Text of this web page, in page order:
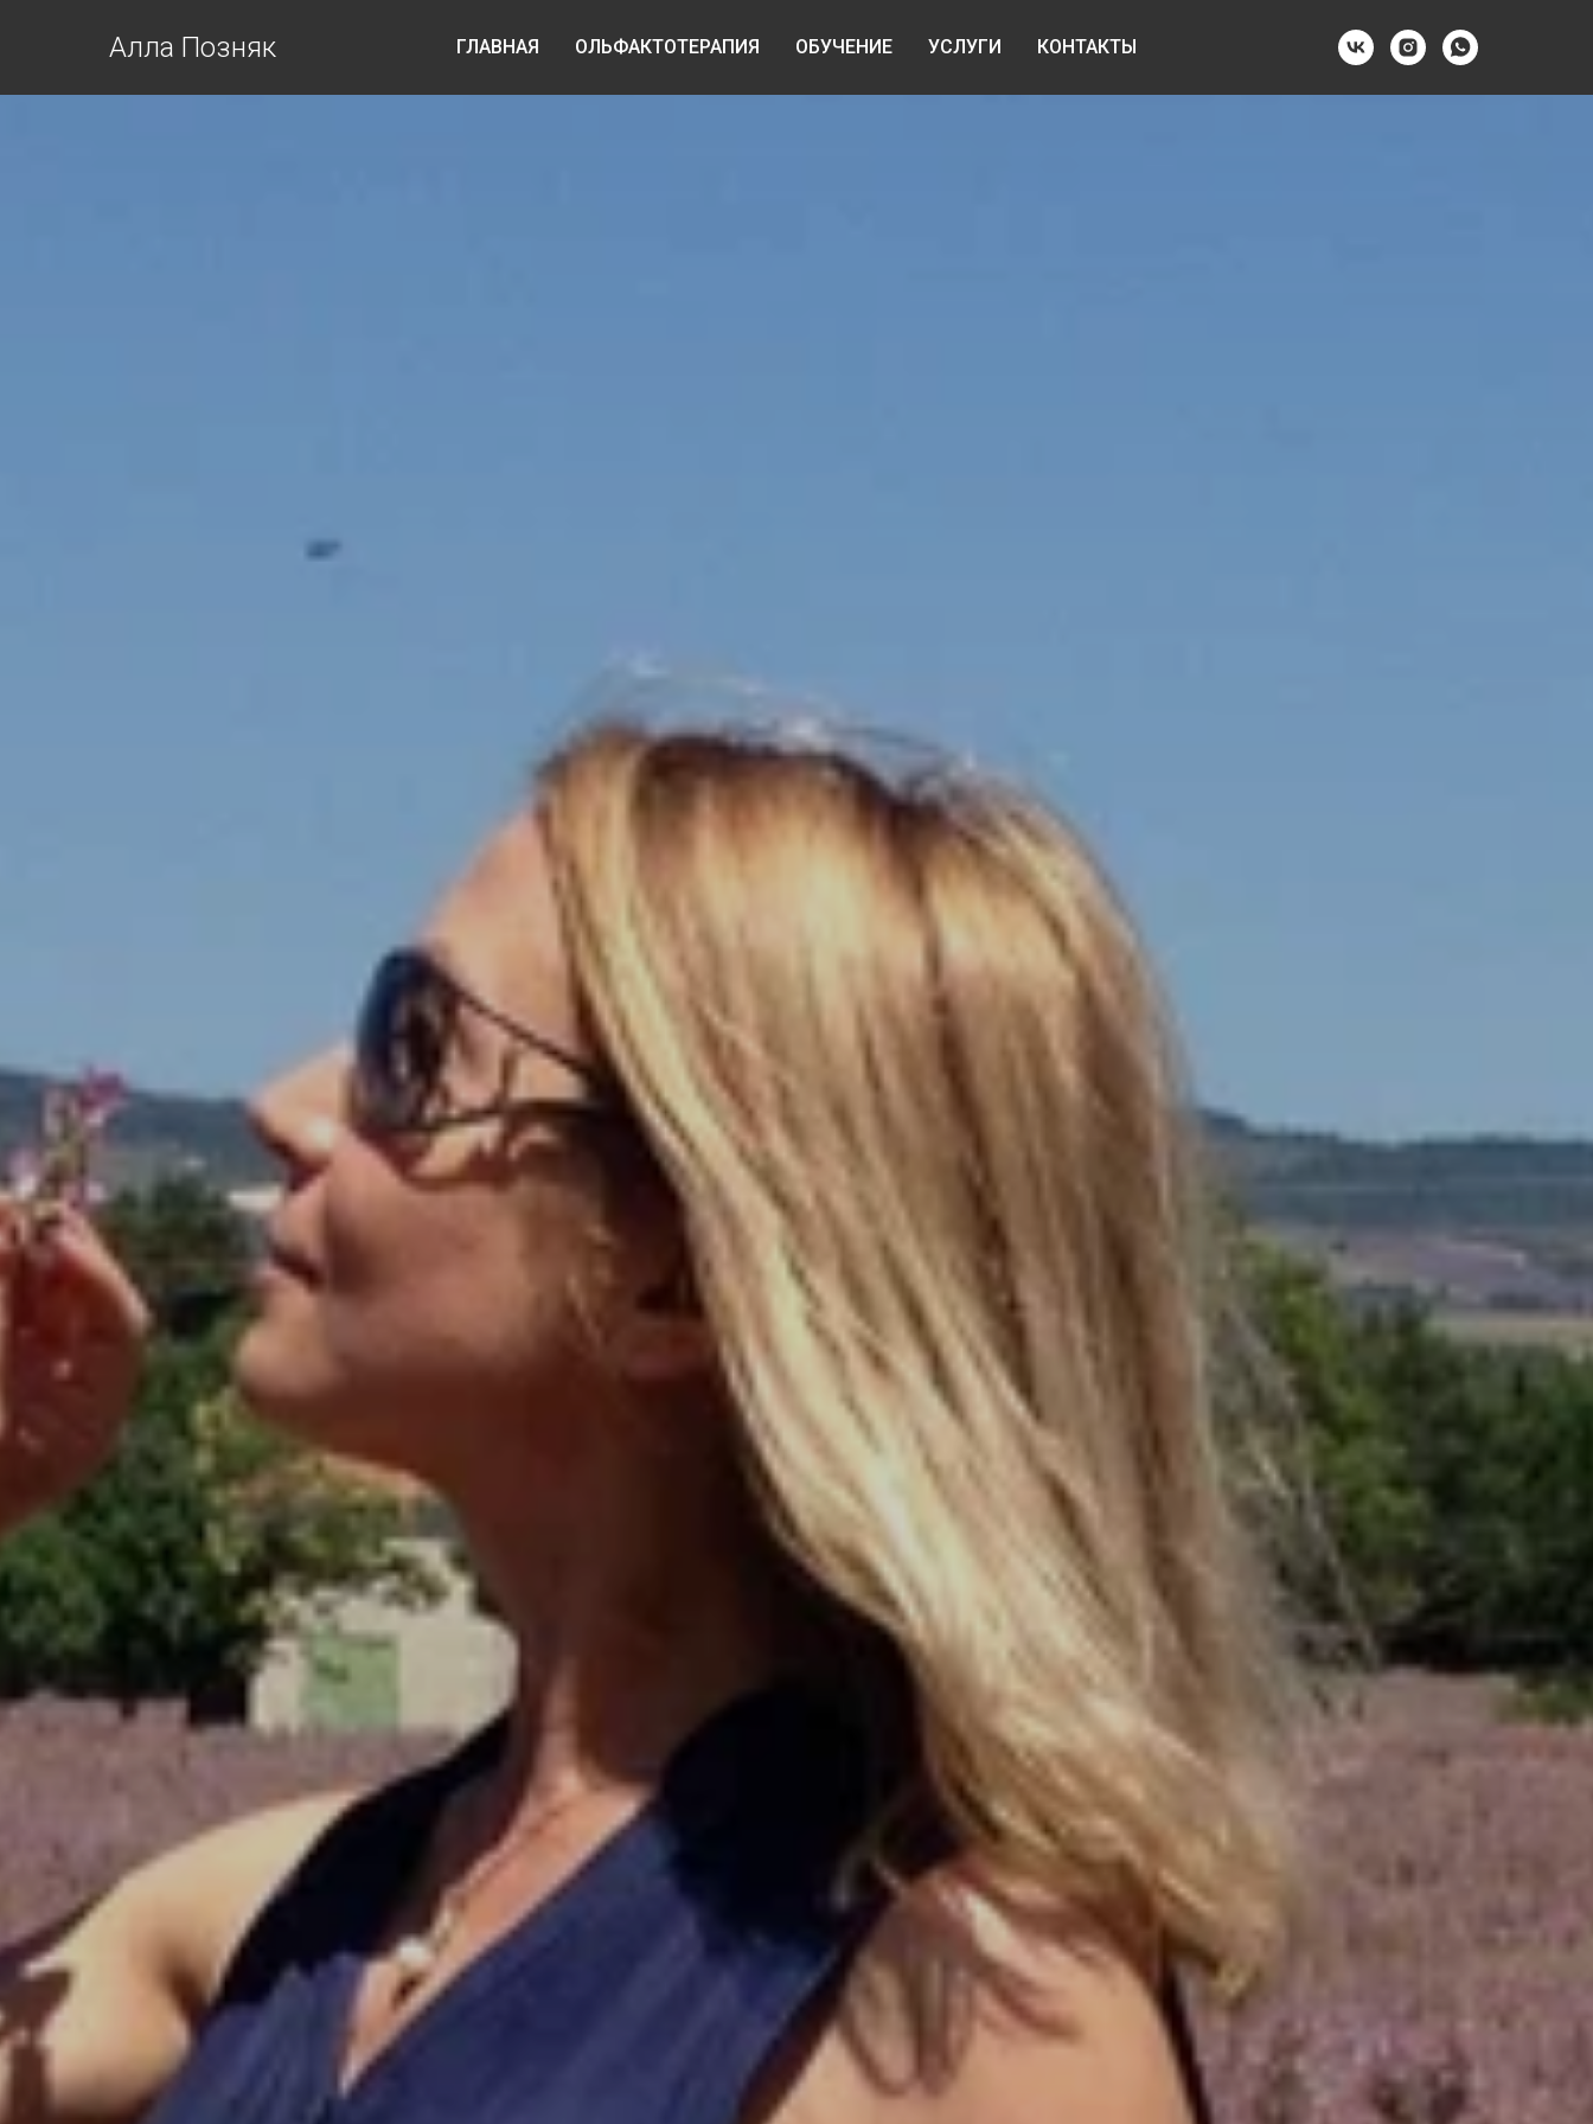
Алла Позняк ГЛАВНАЯ ОЛЬФАКТОТЕРАПИЯ ОБУЧЕНИЕ УСЛУГИ КОНТАКТЫ